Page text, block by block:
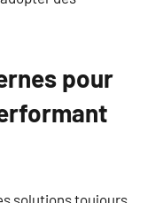
pour
solutions toujours